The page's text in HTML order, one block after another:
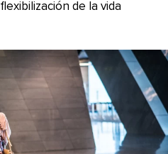
de la vida